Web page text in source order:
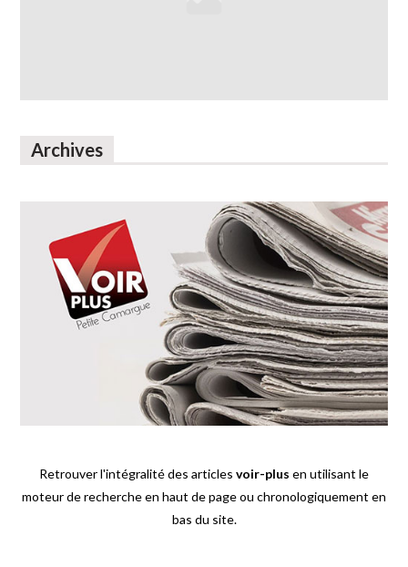
Archives
Retrouver l'intégralité des articles voir-plus en utilisant le
moteur de recherche en haut de page ou chronologiquement en
bas du site.